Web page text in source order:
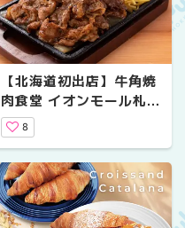
【北海道初出店】牛角焼
肉食堂 イオンモール札幌
発寒店（飲食店/札幌市西
区）
8